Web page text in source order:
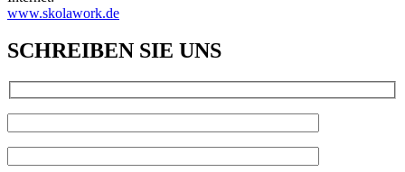
www.skolawork.de
SCHREIBEN SIE UNS